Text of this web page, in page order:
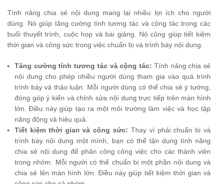
Tính năng chia sẻ nội dung mang lại nhiều lợi ích cho người
dùng. Nó giúp tăng cường tính tương tác và cộng tác trong các
buổi thuyết trình, cuộc họp và bài giảng. Nó cũng giúp tiết kiệm
thời gian và công sức trong việc chuẩn bị và trình bày nội dung.
Tăng cường tính tương tác và cộng tác: Tính năng chia sẻ
nội dung cho phép nhiều người dùng tham gia vào quá trình
trình bày và thảo luận. Mỗi người dùng có thể chia sẻ ý tưởng,
đóng góp ý kiến và chỉnh sửa nội dung trực tiếp trên màn hình
lớn. Điều này giúp tạo ra một môi trường làm việc và học tập
năng động và hiệu quả.
Tiết kiệm thời gian và công sức: Thay vì phải chuẩn bị và
trình bày nội dung một mình, bạn có thể tận dụng tính năng
chia sẻ nội dung để phân công công việc cho các thành viên
trong nhóm. Mỗi người có thể chuẩn bị một phần nội dung và
chia sẻ lên màn hình lớn. Điều này giúp tiết kiệm thời gian và